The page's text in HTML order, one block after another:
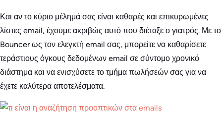
Και αν το κύριο μέλημά σας είναι καθαρές και επικυρωμένες
λίστες email, έχουμε ακριβώς αυτό που διέταξε ο γιατρός. Με το
Bouncer ως τον ελεγκτή email σας, μπορείτε να καθαρίσετε
τεράστιους όγκους δεδομένων email σε σύντομο χρονικό
διάστημα και να ενισχύσετε το τμήμα πωλήσεών σας για να
έχετε καλύτερα αποτελέσματα.